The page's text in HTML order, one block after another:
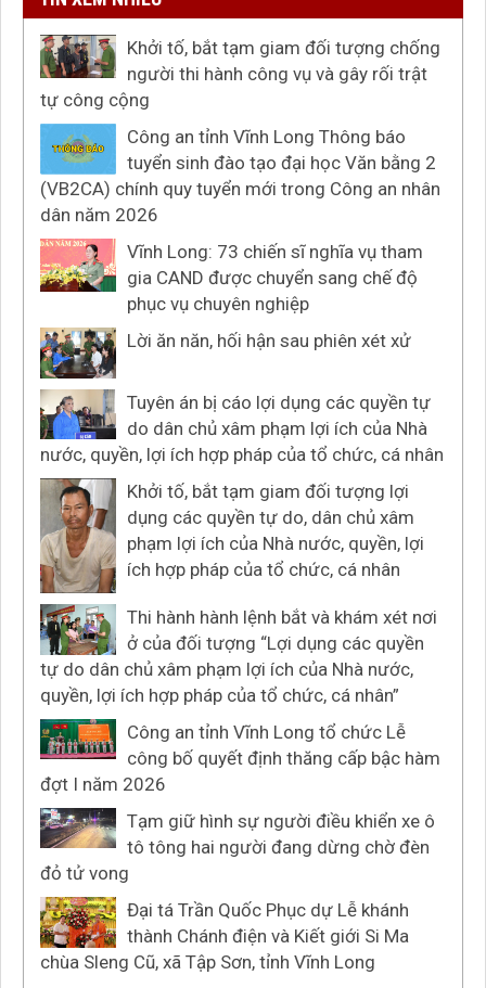
Khởi tố, bắt tạm giam đối tượng chống
người thi hành công vụ và gây rối trật
tự công cộng
Công an tỉnh Vĩnh Long Thông báo
tuyển sinh đào tạo đại học Văn bằng 2
(VB2CA) chính quy tuyển mới trong Công an nhân
dân năm 2026
Vĩnh Long: 73 chiến sĩ nghĩa vụ tham
gia CAND được chuyển sang chế độ
phục vụ chuyên nghiệp
Lời ăn năn, hối hận sau phiên xét xử
Tuyên án bị cáo lợi dụng các quyền tự
do dân chủ xâm phạm lợi ích của Nhà
nước, quyền, lợi ích hợp pháp của tổ chức, cá nhân
Khởi tố, bắt tạm giam đối tượng lợi
dụng các quyền tự do, dân chủ xâm
phạm lợi ích của Nhà nước, quyền, lợi
ích hợp pháp của tổ chức, cá nhân
Thi hành hành lệnh bắt và khám xét nơi
ở của đối tượng “Lợi dụng các quyền
tự do dân chủ xâm phạm lợi ích của Nhà nước,
quyền, lợi ích hợp pháp của tổ chức, cá nhân”
Công an tỉnh Vĩnh Long tổ chức Lễ
công bố quyết định thăng cấp bậc hàm
đợt I năm 2026
Tạm giữ hình sự người điều khiển xe ô
tô tông hai người đang dừng chờ đèn
đỏ tử vong
Đại tá Trần Quốc Phục dự Lễ khánh
thành Chánh điện và Kiết giới Si Ma
chùa Sleng Cũ, xã Tập Sơn, tỉnh Vĩnh Long